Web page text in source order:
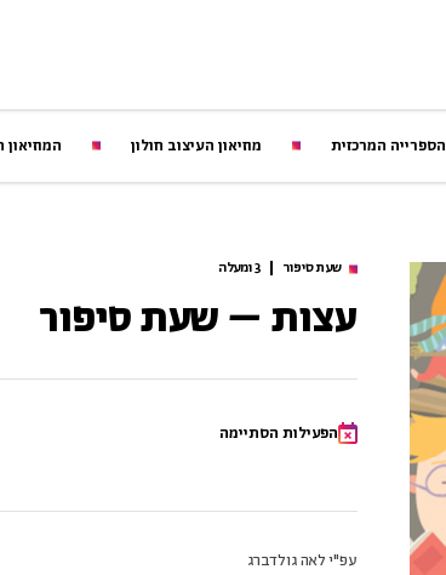
הספרייה המרכזית מוזיאון העיצוב חולון
שעת סיפור 3 ומעלה
עצות – שעת סיפור
הפעילות הסתיימה
עפ"י לאה גולדברג